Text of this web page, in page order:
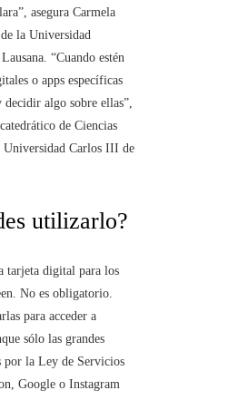
asegura Carmela
la Universidad
“Cuando estén
o apps específicas
decidir algo sobre ellas”,
de Ciencias
Universidad Carlos III de
utilizarlo?
tarjeta digital para los
No es obligatorio.
para acceder a
sólo las grandes
por la Ley de Servicios
Google o Instagram